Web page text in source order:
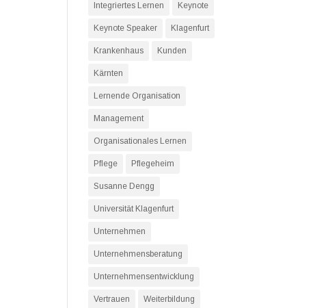
Integriertes Lernen Keynote
Keynote Speaker Klagenfurt
Krankenhaus Kunden
Kärnten
Lernende Organisation
Management
Organisationales Lernen
Pflege Pflegeheim
Susanne Dengg
Universität Klagenfurt
Unternehmen
Unternehmensberatung
Unternehmensentwicklung
Vertrauen Weiterbildung